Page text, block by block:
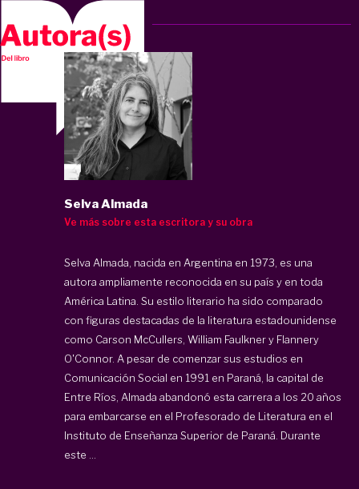
Selva Almada
Ve más sobre esta escritora y su obra
Selva Almada, nacida en Argentina en 1973, es una
autora ampliamente reconocida en su país y en toda
América Latina. Su estilo literario ha sido comparado
con figuras destacadas de la literatura estadounidense
como Carson McCullers, William Faulkner y Flannery
O'Connor. A pesar de comenzar sus estudios en
Comunicación Social en 1991 en Paraná, la capital de
Entre Ríos, Almada abandonó esta carrera a los 20 años
para embarcarse en el Profesorado de Literatura en el
Instituto de Enseñanza Superior de Paraná. Durante
este ...